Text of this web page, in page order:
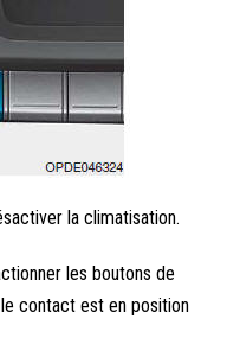
la climatisation.
les boutons de
contact est en position